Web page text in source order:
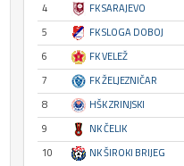
4
FK SARAJEVO
5
FK SLOGA DOBOJ
6
FK VELEŽ
7
FK ŽELJEZNIČAR
8
HŠK ZRINJSKI
9
NK ČELIK
10
NK ŠIROKI BRIJEG